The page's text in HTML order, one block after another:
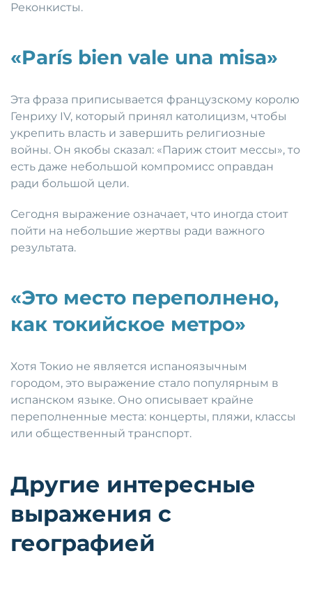
Реконкисты.
«París bien vale una misa»
Эта фраза приписывается французскому королю
Генриху IV, который принял католицизм, чтобы
укрепить власть и завершить религиозные
войны. Он якобы сказал: «Париж стоит мессы», то
есть даже небольшой компромисс оправдан
ради большой цели.
Сегодня выражение означает, что иногда стоит
пойти на небольшие жертвы ради важного
результата.
«Это место переполнено,
как токийское метро»
Хотя Токио не является испаноязычным
городом, это выражение стало популярным в
испанском языке. Оно описывает крайне
переполненные места: концерты, пляжи, классы
или общественный транспорт.
Другие интересные
выражения с
географией